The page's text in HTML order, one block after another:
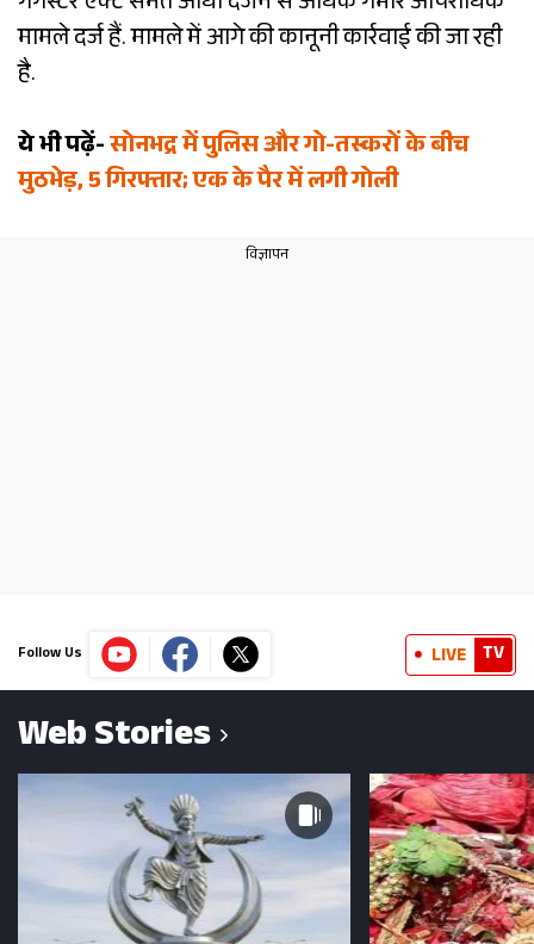
मामले दर्ज हैं. मामले में आगे की कानूनी कार्रवाई की जा रही
है.
ये भी पढ़ें-सोनभद्र में पुलिस और गो-तस्करों के बीच
मुठभेड़, 5 गिरफ्तार; एक के पैर में लगी गोली
Follow Us LIVE TV
Web Stories